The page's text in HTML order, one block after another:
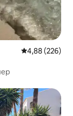
Середня
4,88 (226)